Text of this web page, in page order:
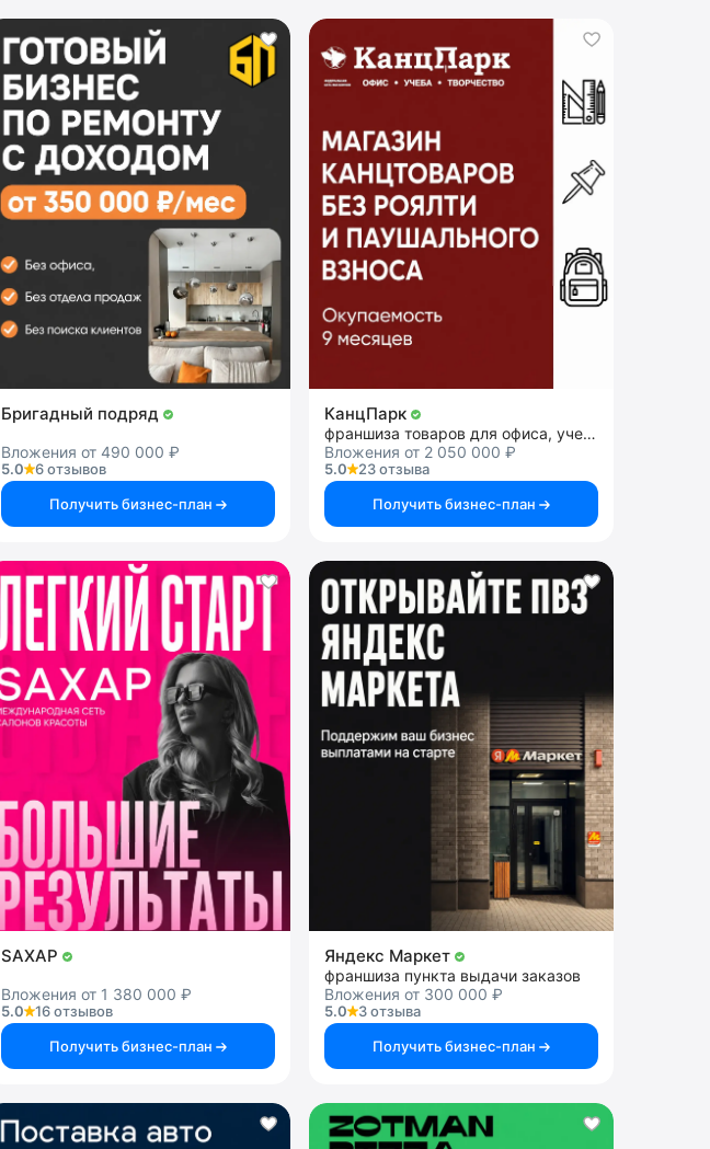
Бригадный подряд
Вложения от 490 000 ₽
5.0
6 отзывов
Получить бизнес-план
КанцПарк
франшиза товаров для офиса, учебы и творчества
Вложения от 2 050 000 ₽
5.0
23 отзыва
Получить бизнес-план
SAXAP
Вложения от 1 380 000 ₽
5.0
16 отзывов
Получить бизнес-план
Яндекс Маркет
франшиза пункта выдачи заказов
Вложения от 300 000 ₽
5.0
3 отзыва
Получить бизнес-план